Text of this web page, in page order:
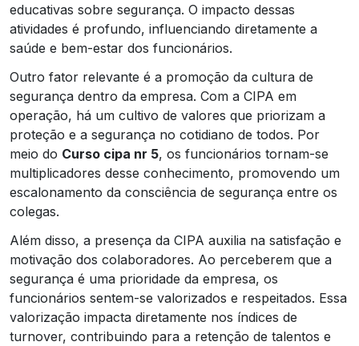
educativas sobre segurança. O impacto dessas
atividades é profundo, influenciando diretamente a
saúde e bem-estar dos funcionários.
Outro fator relevante é a promoção da cultura de
segurança dentro da empresa. Com a CIPA em
operação, há um cultivo de valores que priorizam a
proteção e a segurança no cotidiano de todos. Por
meio do Curso cipa nr 5, os funcionários tornam-se
multiplicadores desse conhecimento, promovendo um
escalonamento da consciência de segurança entre os
colegas.
Além disso, a presença da CIPA auxilia na satisfação e
motivação dos colaboradores. Ao perceberem que a
segurança é uma prioridade da empresa, os
funcionários sentem-se valorizados e respeitados. Essa
valorização impacta diretamente nos índices de
turnover, contribuindo para a retenção de talentos e